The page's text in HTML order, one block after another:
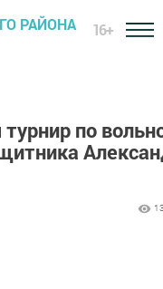
РАЙОНА 16+
по